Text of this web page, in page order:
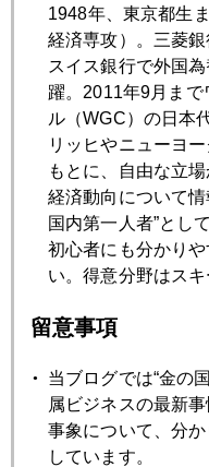
2018年03月30日
外から見た、今の日本
2018年03月29日
謎の円急落、ＮＹ金も急
2018年03月28日
市場の喧騒と醜聞が続く
狼少年、トランプ大統領
2018年03月26日
1948年、東京都生
経済専攻）。三菱
スイス銀行で外国
躍。2011年9月ま
ル（WGC）の日本
リッヒやニューヨ
もとに、自由な立
経済動向について
国内第一人者”とし
初心者にも分かり
い。得意分野はス
留意事項
当ブログでは“金の
属ビジネスの最新
事象について、分
しています。